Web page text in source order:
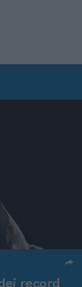
record